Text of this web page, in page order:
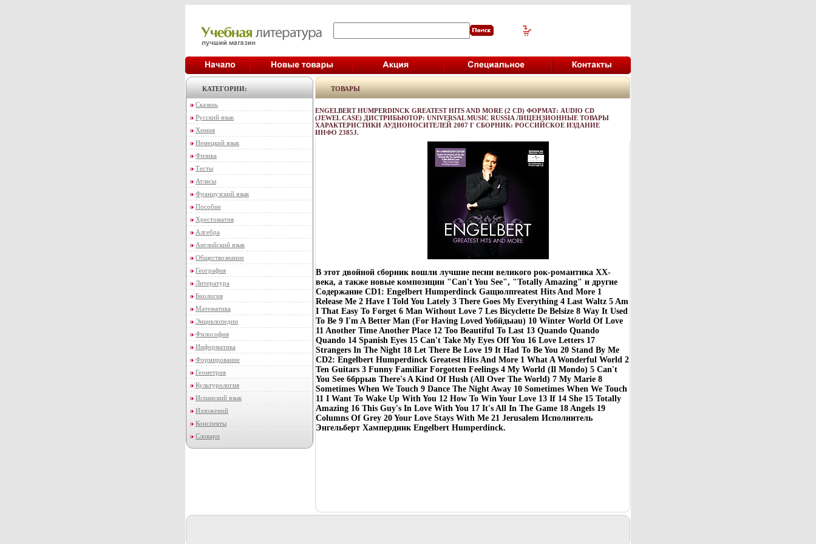
КАТЕГОРИИ:
Сказкиь
Русский язык
Химия
Немецкий язык
Физика
Тесты
Атласы
Французский язык
Пособие
Хрестоматия
Алгебра
Английский язык
Обществознание
География
Литература
Биология
Математика
Энциклопедии
Философия
Информатика
Формирование
Геометрия
Культурология
Испанский язык
Изложений
Конспекты
Словари
ТОВАРЫ
ENGELBERT HUMPERDINCK GREATEST HITS AND MORE (2 CD) ФОРМАТ: AUDIO CD
(JEWEL CASE) ДИСТРИБЬЮТОР: UNIVERSAL MUSIC RUSSIA ЛИЦЕНЗИОННЫЕ ТОВАРЫ
ХАРАКТЕРИСТИКИ АУДИОНОСИТЕЛЕЙ 2007 Г СБОРНИК: РОССИЙСКОЕ ИЗДАНИЕ
ИНФО 2385J.
В этот двойной сборник вошли лучшие песни великого рок-романтика XX-
века, а также новые композиции "Can't You See", "Totally Amazing" и другие
Содержание CD1: Engelbert Humperdinck Gащюлпreatest Hits And More 1
Release Me 2 Have I Told You Lately 3 There Goes My Everything 4 Last Waltz 5 Am
I That Easy To Forget 6 Man Without Love 7 Les Bicyclette De Belsize 8 Way It Used
To Be 9 I'm A Better Man (For Having Loved Yoбйдыаu) 10 Winter World Of Love
11 Another Time Another Place 12 Too Beautiful To Last 13 Quando Quando
Quando 14 Spanish Eyes 15 Can't Take My Eyes Off You 16 Love Letters 17
Strangers In The Night 18 Let There Be Love 19 It Had To Be You 20 Stand By Me
CD2: Engelbert Humperdinck Greatest Hits And More 1 What A Wonderful World 2
Ten Guitars 3 Funny Familiar Forgotten Feelings 4 My World (Il Mondo) 5 Can't
You See 6бррыв There's A Kind Of Hush (All Over The World) 7 My Marie 8
Sometimes When We Touch 9 Dance The Night Away 10 Sometimes When We Touch
11 I Want To Wake Up With You 12 How To Win Your Love 13 If 14 She 15 Totally
Amazing 16 This Guy's In Love With You 17 It's All In The Game 18 Angels 19
Columns Of Grey 20 Your Love Stays With Me 21 Jerusalem Исполнитель
Энгельберт Хампердинк Engelbert Humperdinck.